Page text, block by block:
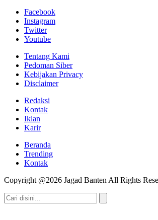
Facebook
Instagram
Twitter
Youtube
Tentang Kami
Pedoman Siber
Kebijakan Privacy
Disclaimer
Redaksi
Kontak
Iklan
Karir
Beranda
Trending
Kontak
Copyright @2026 Jagad Banten All Rights